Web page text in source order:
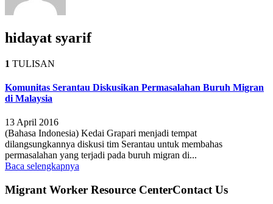
hidayat syarif
1 TULISAN
Komunitas Serantau Diskusikan Permasalahan Buruh Migran
di Malaysia
13 April 2016
(Bahasa Indonesia) Kedai Grapari menjadi tempat
dilangsungkannya diskusi tim Serantau untuk membahas
permasalahan yang terjadi pada buruh migran di...
Baca selengkapnya
Migrant Worker Resource CenterContact Us